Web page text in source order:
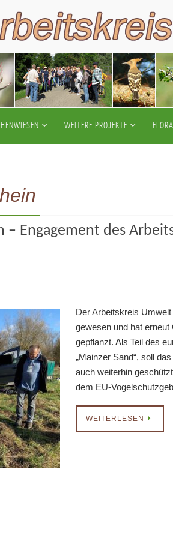
WEITERE PROJEKTE
– Engagement des
Der Arbeitskreis
gewesen und hat
gepflanzt. Als Teil des
„Mainzer Sand“, soll
auch weiterhin
dem EU-
WEITERLESEN